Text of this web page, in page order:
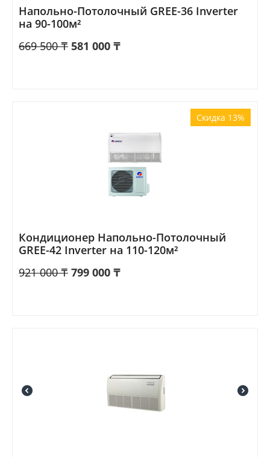
Напольно-Потолочный GREE-36 Inverter
на 90-100м²
669 500 ₸ 581 000 ₸
Скидка 13%
Кондиционер Напольно-Потолочный
GREE-42 Inverter на 110-120м²
921 000 ₸ 799 000 ₸